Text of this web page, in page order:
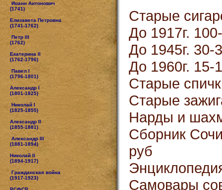
Иоанн Антонович
(1741)
Елизавета Петровна
(1741-1762)
Петр III
(1762)
Екатерина II
(1762-1796)
Павел I
(1796-1801)
Александр I
(1801-1825)
Николай I
(1825-1855)
Александр II
(1855-1881)
Александр III
(1881-1894)
Николай II
(1894-1917)
Гражданская война
(1917-1923)
Старые
До 1917г.
До 1945г. 30-
До 1960г. 15-
Старые
Старые
Нарды и
Сборник
руб
Самовары